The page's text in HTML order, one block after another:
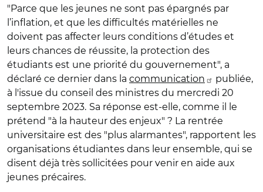
"Parce que les jeunes ne sont pas épargnés par
l’inflation, et que les difficultés matérielles ne
doivent pas affecter leurs conditions d’études et
leurs chances de réussite, la protection des
étudiants est une priorité du gouvernement", a
déclaré ce dernier dans la communication
publiée,
à l'issue du conseil des ministres du mercredi 20
septembre 2023. Sa réponse est-elle, comme il le
prétend "à la hauteur des enjeux" ? La rentrée
universitaire est des "plus alarmantes", rapportent les
organisations étudiantes dans leur ensemble, qui se
disent déjà très sollicitées pour venir en aide aux
jeunes précaires.